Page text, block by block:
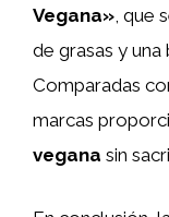
Vegana», que
de grasas y
Comparadas
marcas
vegana sin